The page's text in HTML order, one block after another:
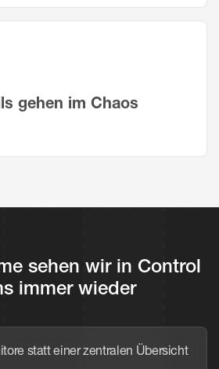
gehen im Chaos
sehen wir in Control
immer wieder
statt einer zentralen Übersicht